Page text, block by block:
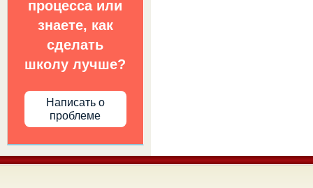
процесса или
знаете, как
сделать
школу лучше?
Написать о
проблеме